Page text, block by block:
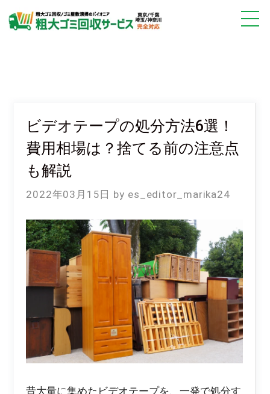
ビデオテープの処分方法6選！
費用相場は？捨てる前の注意点
も解説
2022年03月15日 es_editor_marika24
昔大量に集めたビデオテープを、一発で処分す